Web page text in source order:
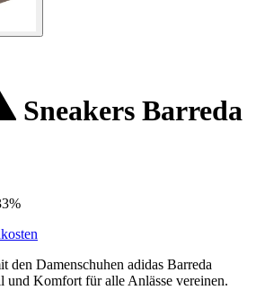
Sneakers Barreda
den Damenschuhen adidas Barreda
und Komfort für alle Anlässe vereinen.